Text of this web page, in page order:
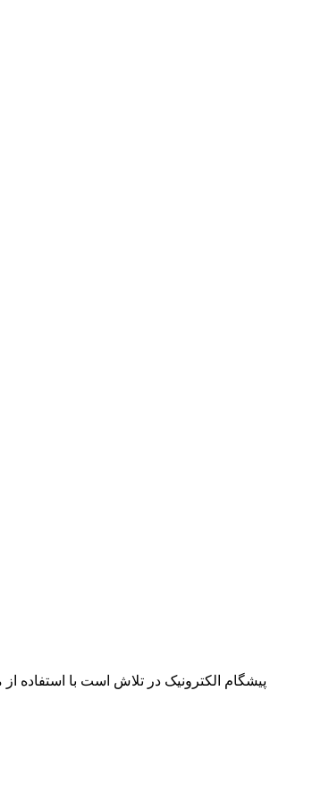
پیشگام الکترونیک در تلاش است با استفاده